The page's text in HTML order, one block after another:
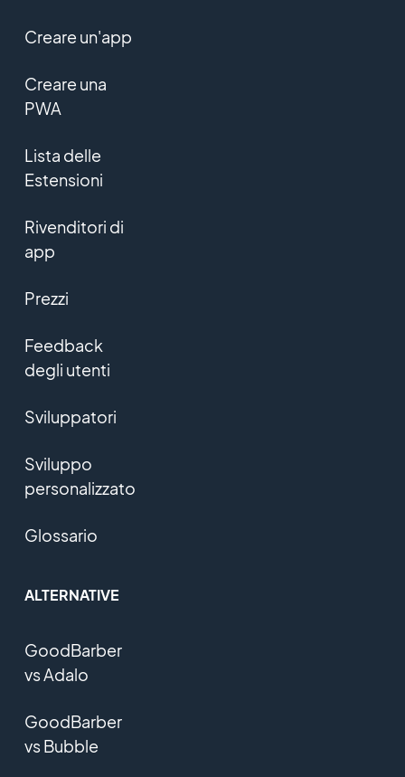
Creare un'app
Creare una
PWA
Lista delle
Estensioni
Rivenditori di
app
Prezzi
Feedback
degli utenti
Sviluppatori
Sviluppo
personalizzato
Glossario
ALTERNATIVE
GoodBarber
vs Adalo
GoodBarber
vs Bubble